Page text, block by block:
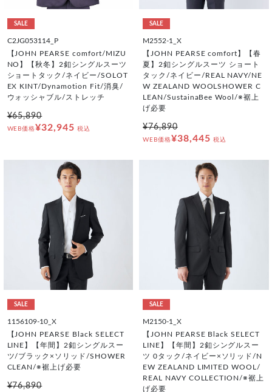
SALE
C2JG053114_P
【JOHN PEARSE comfort/MIZU
NO】【秋冬】2釦シングルスーツ
ショートタック/ネイビー/SOLOT
EX KINT/Dynamotion Fit/消臭/
ウォッシャブル/ストレッチ
¥65,890
WEB価格¥32,945 税込
SALE
M2552-1_X
【JOHN PEARSE comfort】【春
夏】2釦シングルスーツ ショート
タック/ネイビー/REAL NAVY/NE
W ZEALAND WOOLSHOWER C
LEAN/SustainaBee Wool/※裾上
げ必要
¥76,890
WEB価格¥38,445 税込
SALE
1156109-10_X
【JOHN PEARSE Black SELECT
LINE】【年間】2釦シングルスー
ツ/ブラック×ソリッド/SHOWER
CLEAN/※裾上げ必要
¥76,890
SALE
M2150-1_X
【JOHN PEARSE Black SELECT
LINE】【年間】2釦シングルスー
ツ 0タック/ネイビー×ソリッド/N
EW ZEALAND LIMITED WOOL/
REAL NAVY COLLECTION/※裾上
げ必要